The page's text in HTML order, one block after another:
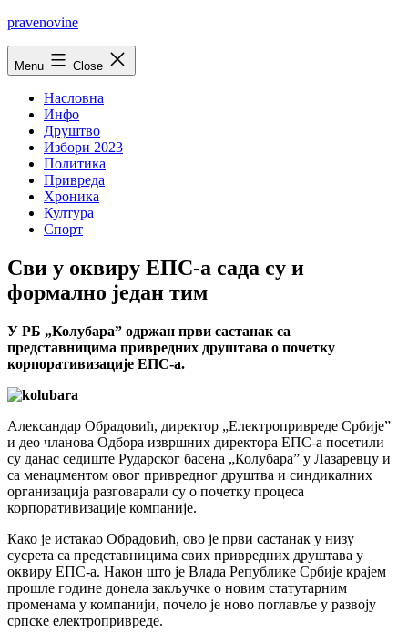
Skip
pravenovine
Menu Close
Насловна
Инфо
Друштво
Избори 2023
Политика
Привреда
Хроника
Култура
Спорт
Сви у оквиру ЕПС-а сада су и
формално jедан тим
У РБ „Колубара” одржан први састанак са
представницима привредних друштава о почетку
корпоративизациjе ЕПС-а.
Александар Обрадовић, директор „Електропривреде Србиjе”
и део чланова Одбора извршних директора ЕПС-а посетили
су данас седиште Рударског басена „Колубара” у Лазаревцу и
са менаџментом овог привредног друштва и синдикалних
организациjа разговарали су о почетку процеса
корпоративизациjе компаниjе.
Како jе истакао Обрадовић, ово jе први састанак у низу
сусрета са представницима свих привредних друштава у
оквиру ЕПС-а. Након што jе Влада Републике Србиjе краjем
прошле године донела закључке о новим статутарним
променама у компаниjи, почело jе ново поглавље у развоjу
српске електропривреде.